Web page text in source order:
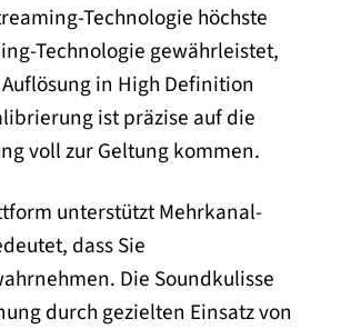
Technologie höchste
Technologie gewährleistet,
in High Definition
ist präzise auf die
voll zur Geltung kommen.
unterstützt Mehrkanal-
dass Sie
Die Soundkulisse
durch gezielten Einsatz von